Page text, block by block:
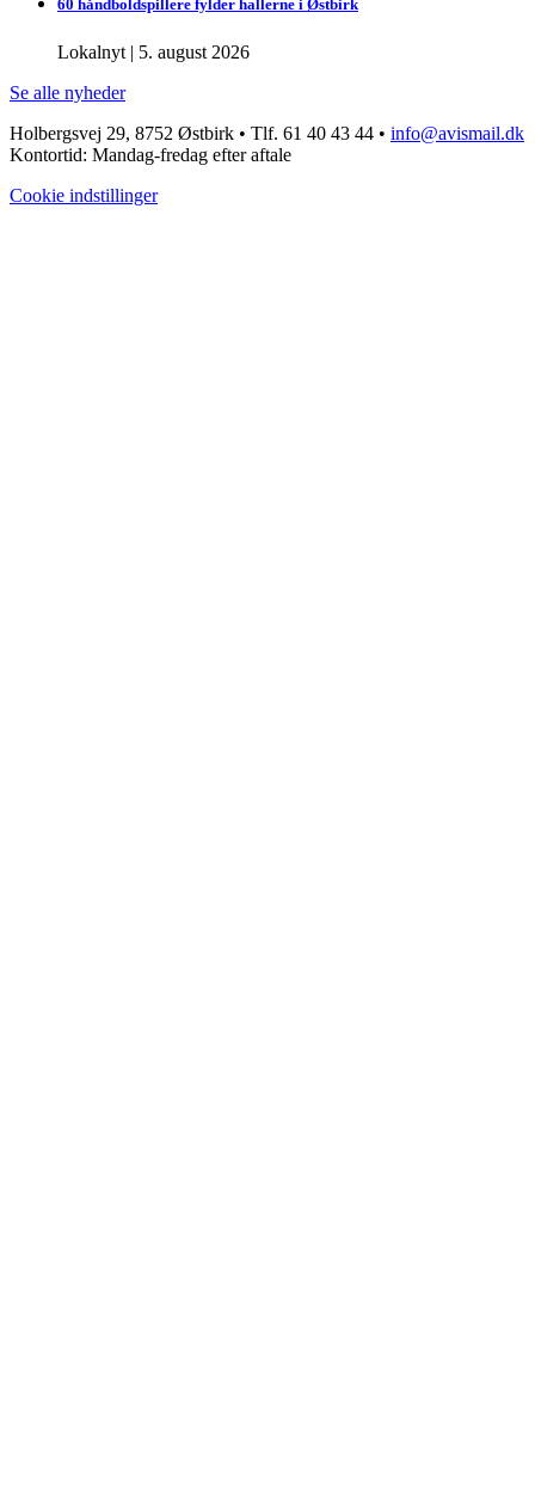
60 håndboldspillere fylder hallerne i Østbirk
Lokalnyt | 5. august 2026
Se alle nyheder
Holbergsvej 29, 8752 Østbirk • Tlf. 61 40 43 44 • info@avismail.dk
Kontortid: Mandag-fredag efter aftale
Cookie indstillinger